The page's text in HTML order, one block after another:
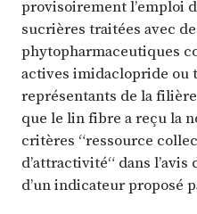
provisoirement l’emploi
sucrières traitées avec
phytopharmaceutiques
actives imidaclopride ou
représentants de la
que le lin fibre a reçu la
critères “ressource
d’attractivité“ dans l’avis
d’un indicateur proposé